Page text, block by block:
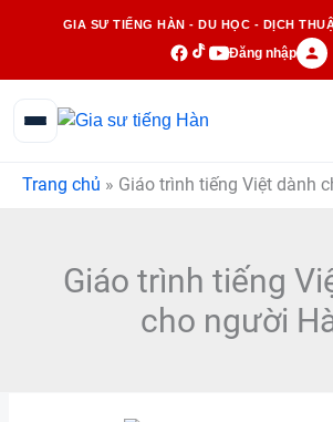
GIA SƯ TIẾNG HÀN - DU HỌC - DỊCH
Đăng nhập
Trang chủ » Giáo trình tiếng Việt dành
Giáo trình tiếng
cho người